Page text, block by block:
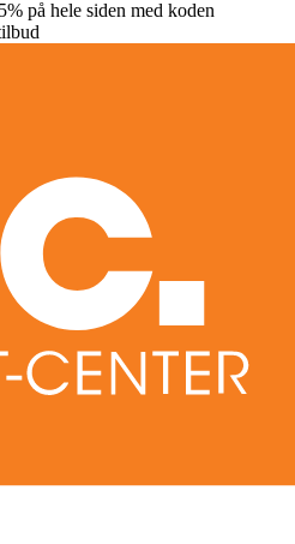
på hele siden med koden